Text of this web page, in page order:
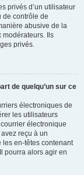
privés d’un utilisateur
de contrôle de
abusive de la
modérateurs. Ils
privés.
de quelqu’un sur ce
électroniques de
les utilisateurs
électronique
reçu à un
les en-têtes contenant
pourra alors agir en